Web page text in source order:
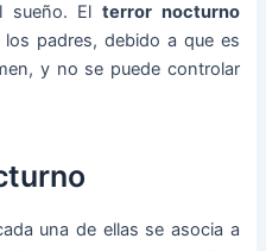
sueño. El terror nocturno
padres, debido a que es
y no se puede controlar
una de ellas se asocia a